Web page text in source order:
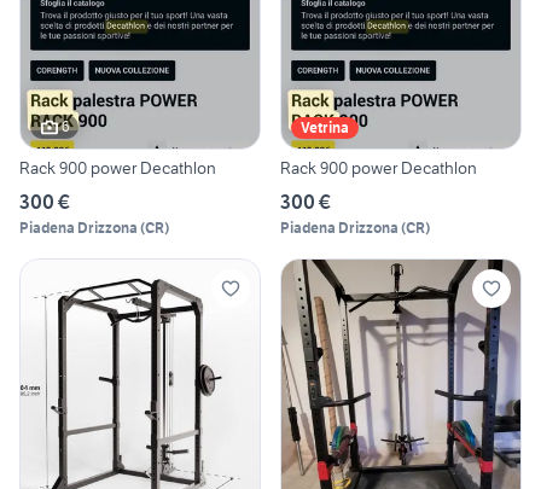
6
Rack 900 power Decathlon
300 €
Piadena Drizzona (CR)
Vetrina
Rack 900 power Decathlon
300 €
Piadena Drizzona (CR)